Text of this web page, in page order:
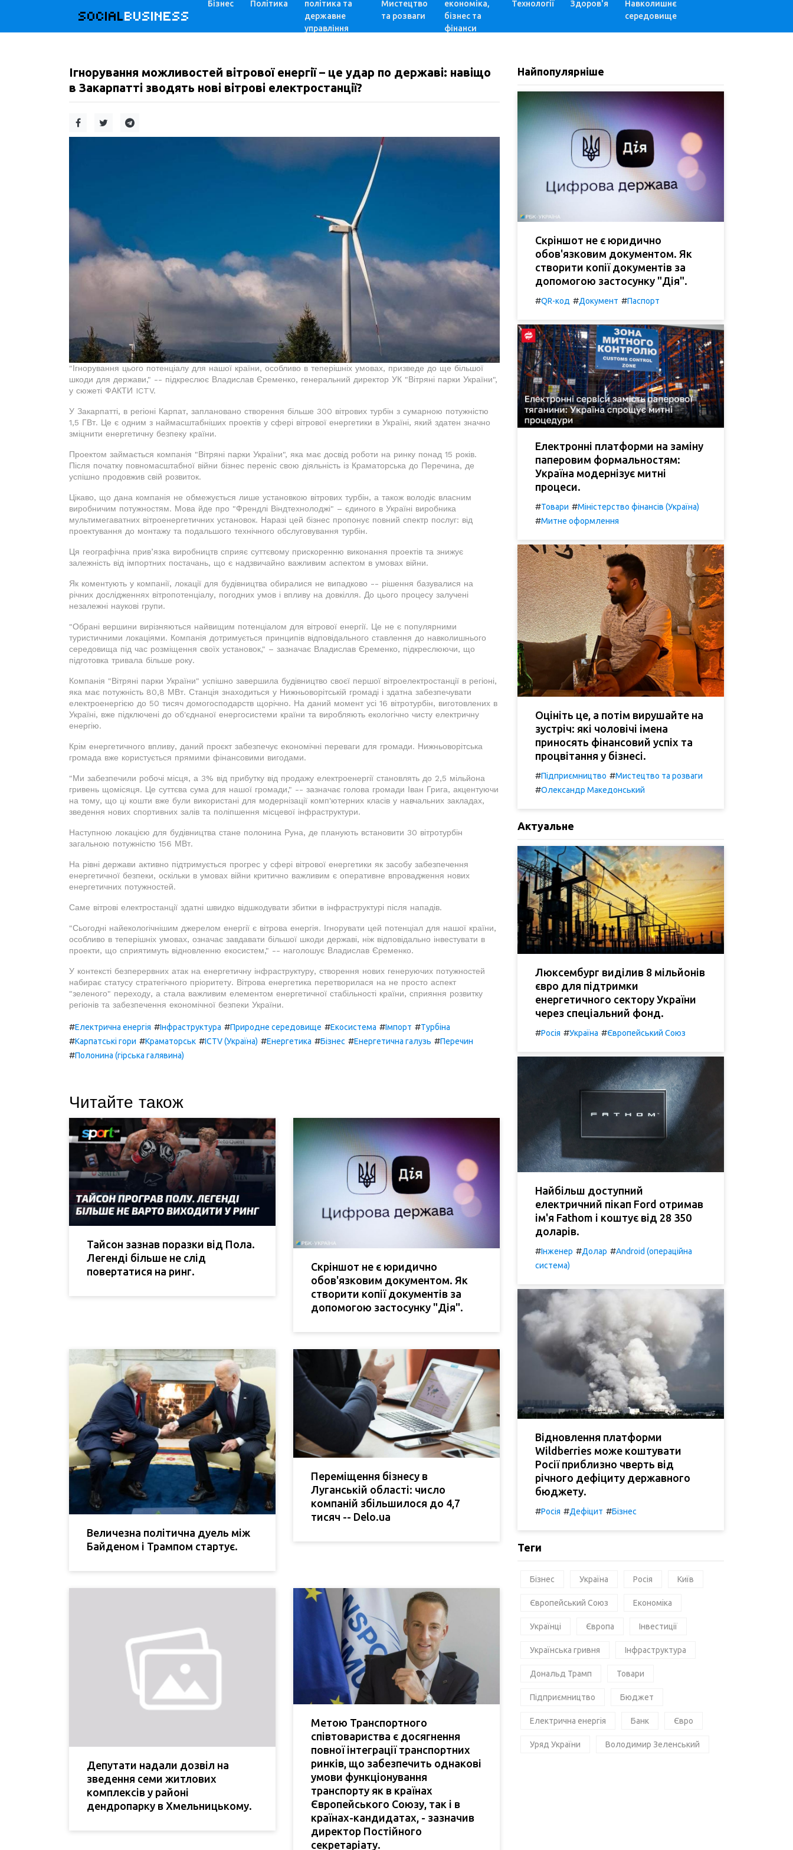
SOCIALBUSINESS
Бізнес Політика
політика та
державне
управління
Мистецтво
та розваги
економіка,
бізнес та
фінанси
Технології Здоров'я
Навколишнє
середовище
Ігнорування можливостей вітрової енергії – це удар по державі: навіщо
в Закарпатті зводять нові вітрові електростанції?
"Ігнорування цього потенціалу для нашої країни, особливо в теперішніх умовах, призведе до ще більшої
шкоди для держави," -- підкреслює Владислав Єременко, генеральний директор УК "Вітряні парки України",
у сюжеті ФАКТИ ICTV.
У Закарпатті, в регіоні Карпат, заплановано створення більше 300 вітрових турбін з сумарною потужністю
1,5 ГВт. Це є одним з наймасштабніших проектів у сфері вітрової енергетики в Україні, який здатен значно
зміцнити енергетичну безпеку країни.
Проектом займається компанія "Вітряні парки України", яка має досвід роботи на ринку понад 15 років.
Після початку повномасштабної війни бізнес переніс свою діяльність із Краматорська до Перечина, де
успішно продовжив свій розвиток.
Цікаво, що дана компанія не обмежується лише установкою вітрових турбін, а також володіє власним
виробничим потужностям. Мова йде про "Френдлі Віндтехнолоджі" – єдиного в Україні виробника
мультимегаватних вітроенергетичних установок. Наразі цей бізнес пропонує повний спектр послуг: від
проектування до монтажу та подальшого технічного обслуговування турбін.
Ця географічна прив’язка виробництв сприяє суттєвому прискоренню виконання проектів та знижує
залежність від імпортних постачань, що є надзвичайно важливим аспектом в умовах війни.
Як коментують у компанії, локації для будівництва обиралися не випадково -- рішення базувалися на
річних дослідженнях вітропотенціалу, погодних умов і впливу на довкілля. До цього процесу залучені
незалежні наукові групи.
"Обрані вершини вирізняються найвищим потенціалом для вітрової енергії. Це не є популярними
туристичними локаціями. Компанія дотримується принципів відповідального ставлення до навколишнього
середовища під час розміщення своїх установок," – зазначає Владислав Єременко, підкреслюючи, що
підготовка тривала більше року.
Компанія "Вітряні парки України" успішно завершила будівництво своєї першої вітроелектростанції в регіоні,
яка має потужність 80,8 МВт. Станція знаходиться у Нижньоворітській громаді і здатна забезпечувати
електроенергією до 50 тисяч домогосподарств щорічно. На даний момент усі 16 вітротурбін, виготовлених в
Україні, вже підключені до об'єднаної енергосистеми країни та виробляють екологічно чисту електричну
енергію.
Крім енергетичного впливу, даний проєкт забезпечує економічні переваги для громади. Нижньоворітська
громада вже користується прямими фінансовими вигодами.
"Ми забезпечили робочі місця, а 3% від прибутку від продажу електроенергії становлять до 2,5 мільйона
гривень щомісяця. Це суттєва сума для нашої громади," -- зазначає голова громади Іван Грига, акцентуючи
на тому, що ці кошти вже були використані для модернізації комп'ютерних класів у навчальних закладах,
зведення нових спортивних залів та поліпшення місцевої інфраструктури.
Наступною локацією для будівництва стане полонина Руна, де планують встановити 30 вітротурбін
загальною потужністю 156 МВт.
На рівні держави активно підтримується прогрес у сфері вітрової енергетики як засобу забезпечення
енергетичної безпеки, оскільки в умовах війни критично важливим є оперативне впровадження нових
енергетичних потужностей.
Саме вітрові електростанції здатні швидко відшкодувати збитки в інфраструктурі після нападів.
"Сьогодні найекологічнішим джерелом енергії є вітрова енергія. Ігнорувати цей потенціал для нашої країни,
особливо в теперішніх умовах, означає завдавати більшої шкоди державі, ніж відповідально інвестувати в
проекти, що сприятимуть відновленню екосистем," -- наголошує Владислав Єременко.
У контексті безперервних атак на енергетичну інфраструктуру, створення нових генеруючих потужностей
набирає статусу стратегічного пріоритету. Вітрова енергетика перетворилася на не просто аспект
"зеленого" переходу, а стала важливим елементом енергетичної стабільності країни, сприяння розвитку
регіонів та забезпечення економічної безпеки України.
#Електрична енергія #Інфраструктура #Природне середовище #Екосистема #Імпорт #Турбіна
#Карпатські гори #Краматорськ #ICTV (Україна) #Енергетика #Бізнес #Енергетична галузь #Перечин
#Полонина (гірська галявина)
Читайте також
Тайсон зазнав поразки від Пола.
Легенді більше не слід
повертатися на ринг.
Скріншот не є юридично
обов'язковим документом. Як
створити копії документів за
допомогою застосунку "Дія".
Величезна політична дуель між
Байденом і Трампом стартує.
Переміщення бізнесу в
Луганській області: число
компаній збільшилося до 4,7
тисяч -- Delo.ua
Депутати надали дозвіл на
зведення семи житлових
комплексів у районі
дендропарку в Хмельницькому.
Метою Транспортного
співтовариства є досягнення
повної інтеграції транспортних
ринків, що забезпечить однакові
умови функціонування
транспорту як в країнах
Європейського Союзу, так і в
країнах-кандидатах, - зазначив
директор Постійного
секретаріату.
Найпопулярніше
Скріншот не є юридично
обов'язковим документом. Як
створити копії документів за
допомогою застосунку "Дія".
#QR-код #Документ #Паспорт
Електронні платформи на заміну
паперовим формальностям:
Україна модернізує митні
процеси.
#Товари #Міністерство фінансів (Україна)
#Митне оформлення
Оцініть це, а потім вирушайте на
зустріч: які чоловічі імена
приносять фінансовий успіх та
процвітання у бізнесі.
#Підприємництво #Мистецтво та розваги
#Олександр Македонський
Актуальне
Люксембург виділив 8 мільйонів
євро для підтримки
енергетичного сектору України
через спеціальний фонд.
#Росія #Україна #Європейський Союз
Найбільш доступний
електричний пікап Ford отримав
ім'я Fathom і коштує від 28 350
доларів.
#Інженер #Долар #Android (операційна
система)
Відновлення платформи
Wildberries може коштувати
Росії приблизно чверть від
річного дефіциту державного
бюджету.
#Росія #Дефіцит #Бізнес
Теги
Бізнес Україна Росія Київ
Європейський Союз Економіка
Українці Європа Інвестиції
Українська гривня Інфраструктура
Дональд Трамп Товари
Підприємництво Бюджет
Електрична енергія Банк Євро
Уряд України Володимир Зеленський